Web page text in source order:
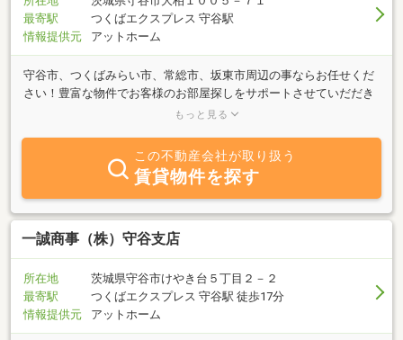
最寄駅
つくばエクスプレス 守谷駅
情報提供元
アットホーム
守谷市、つくばみらい市、常総市、坂東市周辺の事ならお任せくだ
さい！豊富な物件でお客様のお部屋探しをサポートさせていだだき
ます♪守谷駅までの送迎も行っていますので、お気軽にご連絡下さ
もっと見る
この不動産会社が取り扱う
賃貸物件を探す
一誠商事（株）守谷支店
所在地
茨城県守谷市けやき台５丁目２－２
最寄駅
つくばエクスプレス 守谷駅 徒歩17分
情報提供元
アットホーム